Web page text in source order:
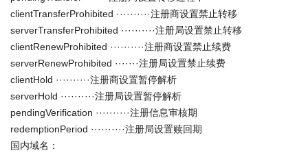
clientTransferProhibited ··········注册商设置禁止转移
serverTransferProhibited ··········注册局设置禁止转移
clientRenewProhibited ··········注册商设置禁止续费
serverRenewProhibited ·······注册局设置禁止续费
clientHold ··········注册商设置暂停解析
serverHold ··········注册局设置暂停解析
pendingVerification ··········注册信息审核期
redemptionPeriod ··········注册局设置赎回期
国内域名：